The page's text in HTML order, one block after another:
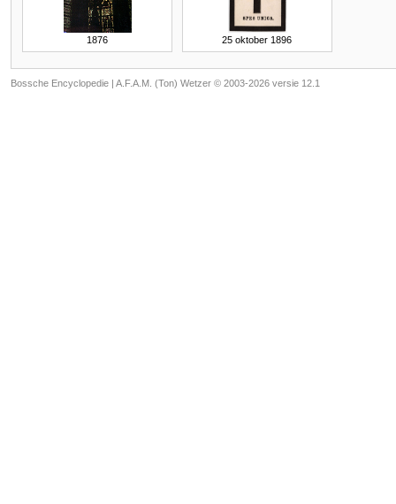
1876 25 oktober 1896
Bossche Encyclopedie | A.F.A.M. (Ton) Wetzer © 2003-2026 versie 12.1